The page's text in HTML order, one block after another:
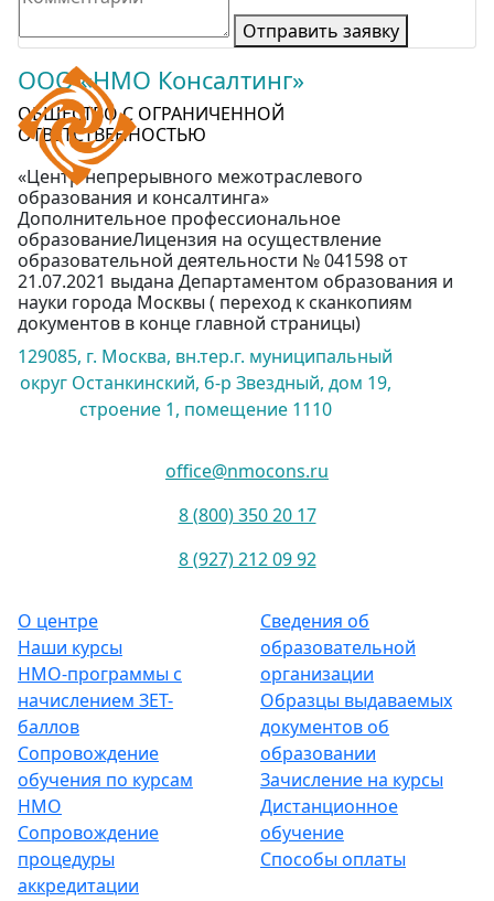
Отправить заявку
ООО «НМО Консалтинг»
ОБЩЕСТВО С ОГРАНИЧЕННОЙ
ОТВЕТСТВЕННОСТЬЮ
«Центр непрерывного межотраслевого
образования и консалтинга»
Дополнительное профессиональное
образованиеЛицензия на осуществление
образовательной деятельности № 041598 от
21.07.2021 выдана Департаментом образования и
науки города Москвы ( переход к сканкопиям
документов в конце главной страницы)
129085, г. Москва, вн.тер.г. муниципальный
округ Останкинский, б-р Звездный, дом 19,
строение 1, помещение 1110
office@nmocons.ru
8 (800) 350 20 17
8 (927) 212 09 92
О центре
Наши курсы
НМО-программы с
начислением ЗЕТ-
баллов
Сопровождение
обучения по курсам
НМО
Сопровождение
процедуры
аккредитации
Сведения об
образовательной
организации
Образцы выдаваемых
документов об
образовании
Зачисление на курсы
Дистанционное
обучение
Способы оплаты